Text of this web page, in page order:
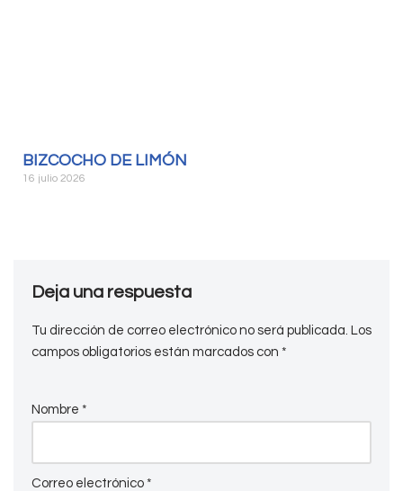
BIZCOCHO DE LIMÓN
16 julio 2026
Deja una respuesta
Tu dirección de correo electrónico no será publicada. Los
campos obligatorios están marcados con *
Nombre *
Correo electrónico *